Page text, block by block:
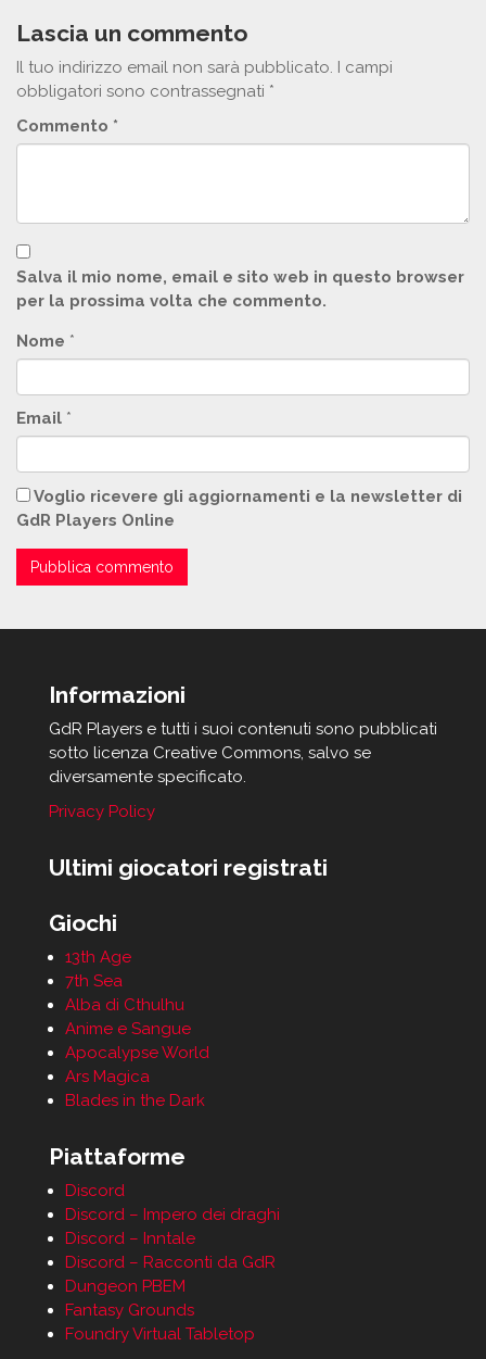
Lascia un commento
Il tuo indirizzo email non sarà pubblicato. I campi
obbligatori sono contrassegnati *
Commento *
Salva il mio nome, email e sito web in questo browser
per la prossima volta che commento.
Nome *
Email *
Voglio ricevere gli aggiornamenti e la newsletter di
GdR Players Online
Informazioni
GdR Players e tutti i suoi contenuti sono pubblicati
sotto licenza Creative Commons, salvo se
diversamente specificato.
Privacy Policy
Ultimi giocatori registrati
Giochi
13th Age
7th Sea
Alba di Cthulhu
Anime e Sangue
Apocalypse World
Ars Magica
Blades in the Dark
Piattaforme
Discord
Discord – Impero dei draghi
Discord – Inntale
Discord – Racconti da GdR
Dungeon PBEM
Fantasy Grounds
Foundry Virtual Tabletop